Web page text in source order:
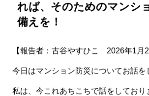
れば、そのためのマンシ
備えを！
【報告者：古谷やすひこ 2026年1月2
今日はマンション防災についてお話を
私は、今これあちこちで話をしており